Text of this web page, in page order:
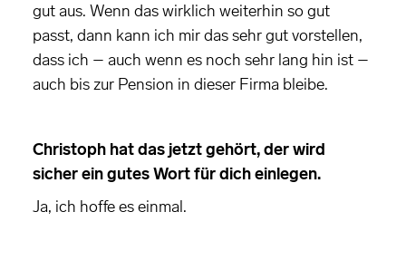
gut aus. Wenn das wirklich weiterhin so gut
passt, dann kann ich mir das sehr gut vorstellen,
dass ich – auch wenn es noch sehr lang hin ist –
auch bis zur Pension in dieser Firma bleibe.
Christoph hat das jetzt gehört, der wird
sicher ein gutes Wort für dich einlegen.
Ja, ich hoffe es einmal.